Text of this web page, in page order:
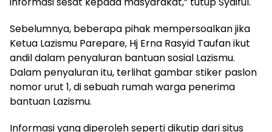
Sebelumnya, beberapa pihak mempersoalkan jika
Ketua Lazismu Parepare, Hj Erna Rasyid Taufan ikut
andil dalam penyaluran bantuan sosial Lazismu.
Dalam penyaluran itu, terlihat gambar stiker paslon
nomor urut 1, di sebuah rumah warga penerima
bantuan Lazismu.
Informasi yang diperoleh seperti dikutip dari situs